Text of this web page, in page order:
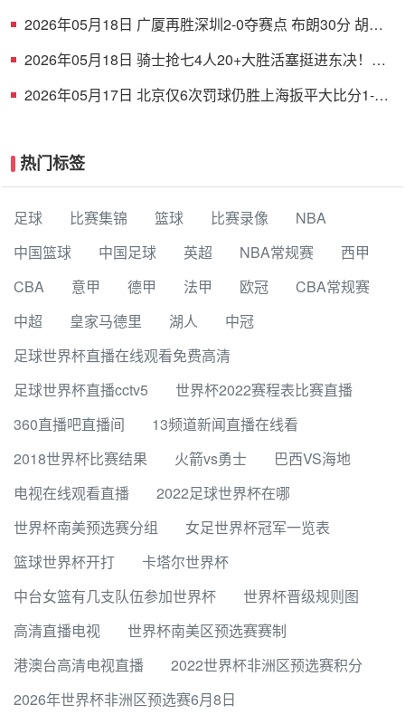
2026年05月18日 广厦再胜深圳2-0夺赛点 布朗30分 胡金
2026年05月18日 骑士抢七4人20+大胜活塞挺进东决！米
2026年05月17日 北京仅6次罚球仍胜上海扳平大比分1-1
热门标签
足球 比赛集锦 篮球 比赛录像
NBA
中国篮球
中国足球 英超 NBA常规赛
西甲
CBA
意甲 德甲 法甲 欧冠
CBA常规赛
中超
皇家马德里 湖人
中冠
足球世界杯直播在线观看免费高清
足球世界杯直播cctv5
世界杯2022赛程表比赛直播
360直播吧直播间
13频道新闻直播在线看
2018世界杯比赛结果
火箭vs勇士
巴西VS海地
电视在线观看直播
2022足球世界杯在哪
世界杯南美预选赛分组
女足世界杯冠军一览表
篮球世界杯开打
卡塔尔世界杯
中台女篮有几支队伍参加世界杯
世界杯晋级规则图
高清直播电视
世界杯南美区预选赛赛制
港澳台高清电视直播
2022世界杯非洲区预选赛积分
2026年世界杯非洲区预选赛6月8日